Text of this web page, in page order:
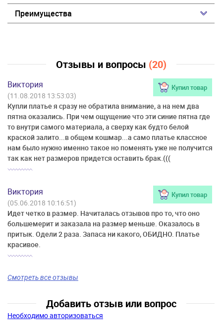
Преимущества
Отзывы и вопросы (20)
Виктория Купил товар
(11.08.2018 13:53:03)
Купли платье я сразу не обратила внимание, а на нем два
пятна оказались. При чем ощущение что эти синие пятна где
то внутри самого материала, а сверху как будто белой
краской залито...в общем кошмар...а само платье классное
нам было нужно именно такое но поменять уже не получится
так как нет размеров придется оставить брак.(((
Виктория Купил товар
(05.06.2018 10:16:51)
Идет четко в размер. Начиталась отзывов про то, что оно
большемерит и заказала на размер меньше. Оказалось в
притык. Одели 2 раза. Запаса ни какого, ОБИДНО. Платье
красивое.
Смотреть все отзывы
Добавить отзыв или вопрос
Необходимо авторизоваться